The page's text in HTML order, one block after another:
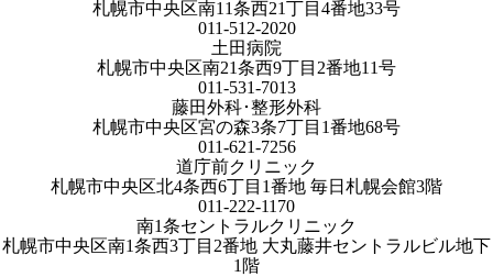
札幌市中央区南11条西21丁目4番地33号
011-512-2020
土田病院
札幌市中央区南21条西9丁目2番地11号
011-531-7013
藤田外科･整形外科
札幌市中央区宮の森3条7丁目1番地68号
011-621-7256
道庁前クリニック
札幌市中央区北4条西6丁目1番地 毎日札幌会館3階
011-222-1170
南1条セントラルクリニック
札幌市中央区南1条西3丁目2番地 大丸藤井セントラルビル地下
1階